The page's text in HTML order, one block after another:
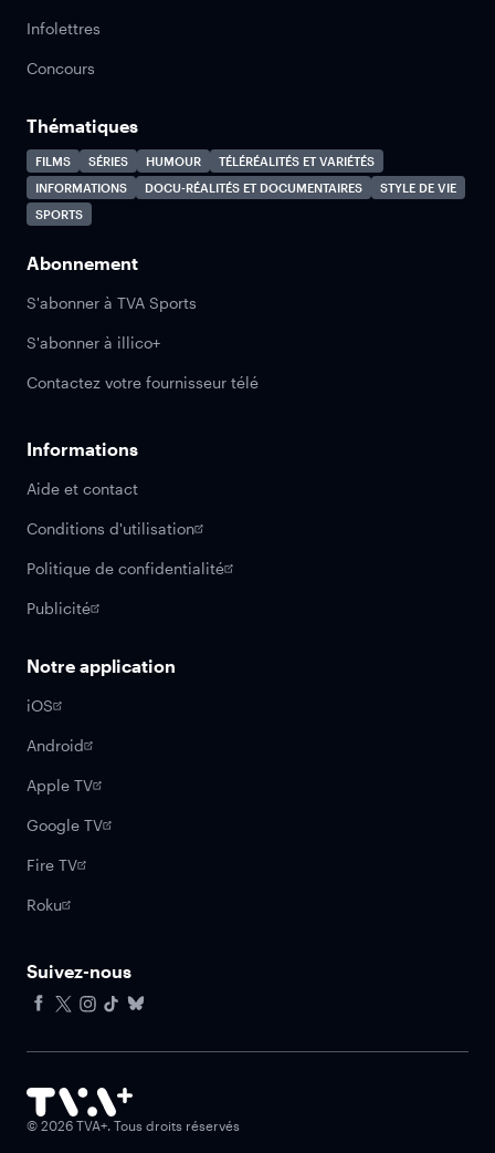
Infolettres
Concours
Thématiques
FILMS SÉRIES HUMOUR
TÉLÉRÉALITÉS ET VARIÉTÉS
INFORMATIONS
DOCU-RÉALITÉS ET DOCUMENTAIRES
STYLE DE VIE
SPORTS
Abonnement
S'abonner à TVA Sports
S'abonner à illico+
Contactez votre fournisseur télé
Informations
Aide et contact
Conditions d'utilisation
Politique de confidentialité
Publicité
Notre application
iOS
Android
Apple TV
Google TV
Fire TV
Roku
Suivez-nous
© 2026 TVA+. Tous droits réservés